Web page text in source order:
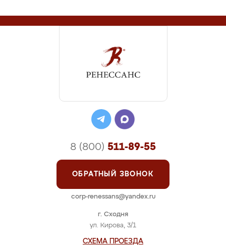
г. Сходня
ул. Кирова, 3/1
СХЕМА ПРОЕЗДА
8 (800) 511-89-55
ОБРАТНЫЙ ЗВОНОК
corp-renessans@yandex.ru